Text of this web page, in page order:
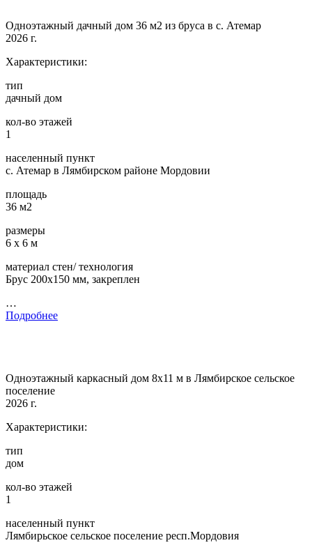
Одноэтажный дачный дом 36 м2 из бруса в с. Атемар
2026 г.
Характеристики:
тип
дачный дом
кол-во этажей
1
населенный пункт
с. Атемар в Лямбирском районе Мордовии
площадь
36 м2
размеры
6 х 6 м
материал стен/ технология
Брус 200х150 мм, закреплен
…
Подробнее
Одноэтажный каркасный дом 8х11 м в Лямбирское сельское
поселение
2026 г.
Характеристики:
тип
дом
кол-во этажей
1
населенный пункт
Лямбирьское сельское поселение респ.Мордовия